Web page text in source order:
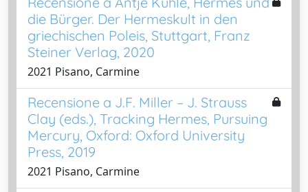
die Bürger. Der Hermeskult in den
griechischen Poleis, Stuttgart, Franz
Steiner Verlag, 2020
2021 Pisano, Carmine
Recensione a J.F. Miller – J. Strauss
Clay (eds.), Tracking Hermes, Pursuing
Mercury, Oxford: Oxford University
Press, 2019
2021 Pisano, Carmine